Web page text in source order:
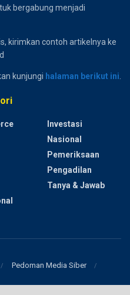
bergabung menjadi
kirimkan contoh artikelnya ke
kunjungi halaman berikut ini
Investasi
Nasional
Pemeriksaan
Pengadilan
Tanya & Jawab
Pedoman Media Siber